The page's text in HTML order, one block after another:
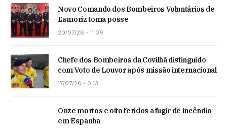
Novo Comando dos Bombeiros Voluntários de
Esmoriz toma posse
20/07/26 - 11:09
Chefe dos Bombeiros da Covilhã distinguido
com Voto de Louvor após missão internacional
17/07/26 - 0:13
Onze mortos e oito feridos a fugir de incêndio
em Espanha